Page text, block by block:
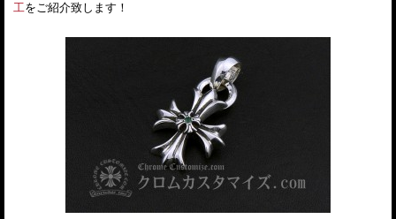
工をご紹介致します！